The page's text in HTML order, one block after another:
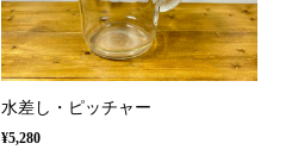
水差し・ピッチャー
¥5,280